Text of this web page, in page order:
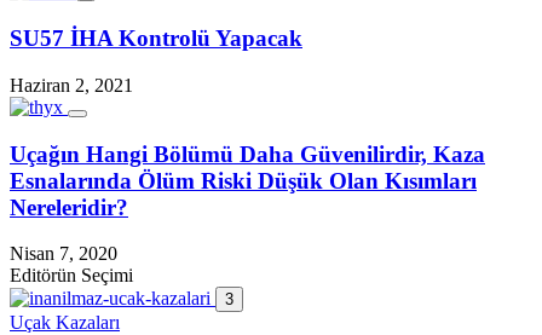
SU57 İHA Kontrolü Yapacak
Haziran 2, 2021
Uçağın Hangi Bölümü Daha Güvenilirdir, Kaza
Esnalarında Ölüm Riski Düşük Olan Kısımları
Nereleridir?
Nisan 7, 2020
Editörün Seçimi
3
Uçak Kazaları